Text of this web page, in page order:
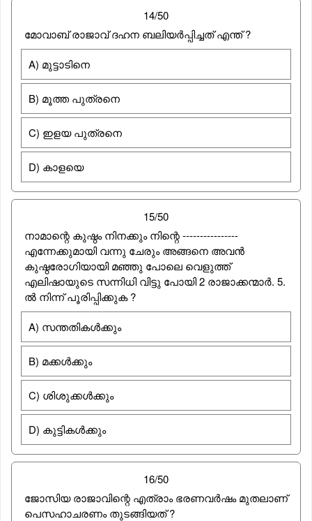
14/50
മോവാബ് രാജാവ് ദഹന ബലിയർപ്പിച്ചത് എന്ത് ?
A) മുട്ടാടിനെ
B) മൂത്ത പുത്രനെ
C) ഇളയ പുത്രനെ
D) കാളയെ
15/50
നാമാന്റെ കുഷ്ഠം നിനക്കും നിന്റെ ----------------
എന്നേക്കുമായി വന്നു ചേരും അങ്ങനെ അവന്‍
കുഷ്ഠരോഗിയായി മഞ്ഞു പോലെ വെളുത്ത്
എലിഷായുടെ സന്നിധി വിട്ടു പോയി 2 രാജാക്കന്മാര്‍. 5.
ല്‍ നിന്ന് പൂരിപ്പിക്കുക ?
A) സന്തതികള്‍ക്കും
B) മക്കള്‍ക്കും
C) ശിശുക്കള്‍ക്കും
D) കുട്ടികള്‍ക്കും
16/50
ജോസിയ രാജാവിന്റെ എത്രാം ഭരണവർഷം മുതലാണ്
പെസഹാചരണം തുടങ്ങിയത് ?